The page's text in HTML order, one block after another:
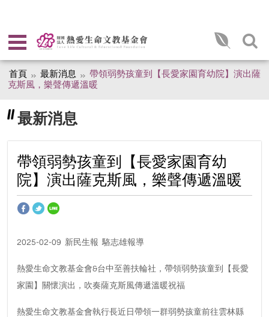
首頁 最新消息
帶領弱勢孩童到【長愛家園育幼院】演出薩
克斯風，樂聲傳遞溫暖
最新消息
帶領弱勢孩童到【長愛家園育幼
院】演出薩克斯風，樂聲傳遞溫暖
2025-02-09 新民生報 駱志雄報導
熱愛生命文教基金會&台中至善扶輪社，帶領弱勢孩童到【長愛
家園】關懷演出，吹奏薩克斯風傳遞溫暖祝福
熱愛生命文教基金會執行長近日帶領一群弱勢孩童前往雲林縣